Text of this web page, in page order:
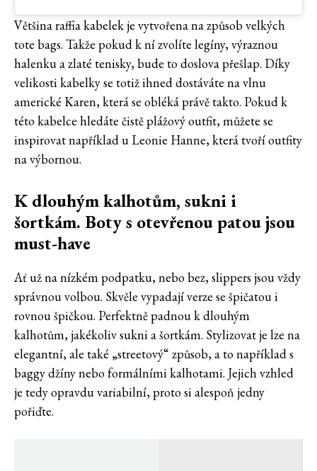
Většina raffia kabelek je vytvořena na způsob velkých
tote bags. Takže pokud k ní zvolíte legíny, výraznou
halenku a zlaté tenisky, bude to doslova přešlap. Díky
velikosti kabelky se totiž ihned dostáváte na vlnu
americké Karen, která se obléká právě takto. Pokud k
této kabelce hledáte čistě plážový outfit, můžete se
inspirovat například u Leonie Hanne, která tvoří outfity
na výbornou.
K dlouhým kalhotům, sukni i
šortkám. Boty s otevřenou patou jsou
must-have
Ať už na nízkém podpatku, nebo bez, slippers jsou vždy
správnou volbou. Skvěle vypadají verze se špičatou i
rovnou špičkou. Perfektně padnou k dlouhým
kalhotům, jakékoliv sukni a šortkám. Stylizovat je lze na
elegantní, ale také „streetový“ způsob, a to například s
baggy džíny nebo formálními kalhotami. Jejich vzhled
je tedy opravdu variabilní, proto si alespoň jedny
pořiďte.